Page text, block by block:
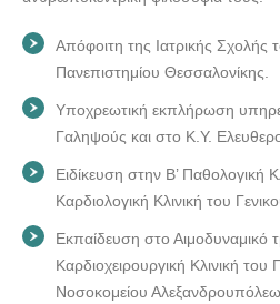
Απόφοιτη της Ιατρικής Σχολής
Πανεπιστημίου Θεσσαλονίκης.
Υποχρεωτική εκπλήρωση
Γαληψούς και στο Κ.Υ.
Ειδίκευση στην Β’ Παθολογική
Καρδιολογική Κλινική του
Εκπαίδευση στο Αιμοδυναμικό
Καρδιοχειρουργική Κλινική του
Νοσοκομείου